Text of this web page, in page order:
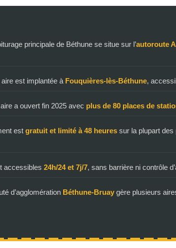
principale de Béthune se situe sur l’autoroute
est implantée à Fouquières-lès-Béthune,
a ouvert fin 2025 avec plus de 80 places de
est gratuit et limité à 48 heures sur la plupart
accessibles 24h/24 et 7j/7, sans barrière ni contrôle
d’agglomération Béthune-Bruay gère plusieurs